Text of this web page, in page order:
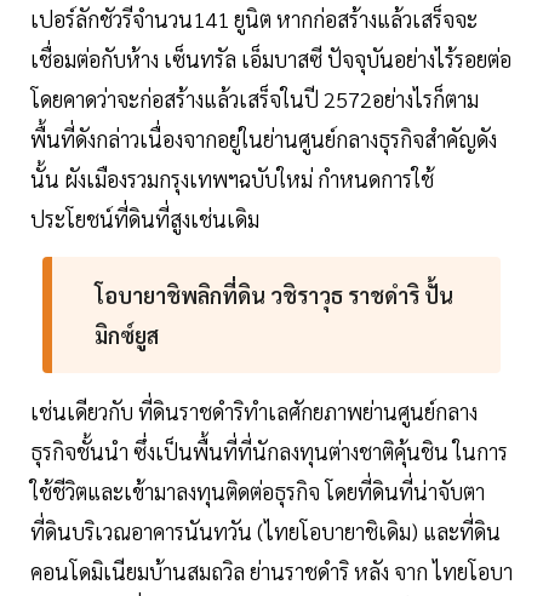
เปอร์ลักชัวรีจำนวน141 ยูนิต หากก่อสร้างแล้วเสร็จจะ
เชื่อมต่อกับห้าง เซ็นทรัล เอ็มบาสซี ปัจจุบันอย่างไร้รอยต่อ
โดยคาดว่าจะก่อสร้างแล้วเสร็จในปี 2572อย่างไรก็ตาม
พื้นที่ดังกล่าวเนื่องจากอยู่ในย่านศูนย์กลางธุรกิจสำคัญดัง
นั้น ผังเมืองรวมกรุงเทพฯฉบับใหม่ กำหนดการใช้
ประโยชน์ที่ดินที่สูงเช่นเดิม
โอบายาชิพลิกที่ดิน วชิราวุธ ราชดำริ ปั้น
มิกซ์ยูส
เช่นเดียวกับ ที่ดินราชดำริทำเลศักยภาพย่านศูนย์กลาง
ธุรกิจชั้นนำ ซึ่งเป็นพื้นที่ที่นักลงทุนต่างชาติคุ้นชิน ในการ
ใช้ชีวิตและเข้ามาลงทุนติดต่อธุรกิจ โดยที่ดินที่น่าจับตา
ที่ดินบริเวณอาคารนันทวัน (ไทยโอบายาชิเดิม) และที่ดิน
คอนโดมิเนียมบ้านสมถวิล ย่านราชดำริ หลัง จาก ไทยโอบา